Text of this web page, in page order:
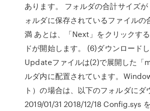
あります。 フォルダの合計サイズ
ォルダに保存されているファイルの
満 あとは、「Next」をクリックす
ドが開始します。 (6)ダウンロード
Updateファイルは(2)で展開した「
ルダ内に配置されています。
ト）の場合は、以下のフォルダにダ
2019/01/31 2018/12/18 Config.sys